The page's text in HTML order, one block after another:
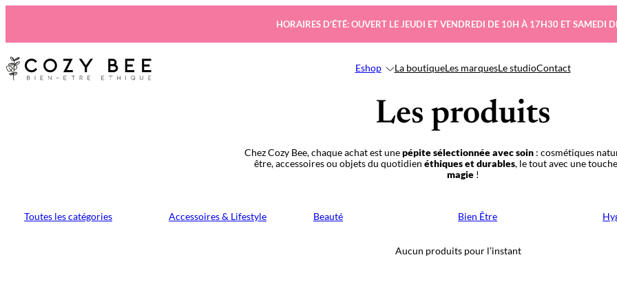
HORAIRES D’ÉTÉ: OUVERT LE JEUDI ET VENDREDI DE 10H À 17H30 ET SAMEDI
Eshop La boutiqueLes marquesLe studioContact
Les produits
Chez Cozy Bee, chaque achat est unepépite sélectionnée avec soin: cosmétiques
être, accessoires ou objets du quotidien éthiques et durables, le tout avec une
magie!
Toutes les catégories Accessoires & Lifestyle Beauté Bien Être
Aucun produits pour l’instant